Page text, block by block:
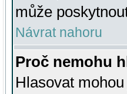
může
Návrat nahoru
Proč nemohu
Hlasovat